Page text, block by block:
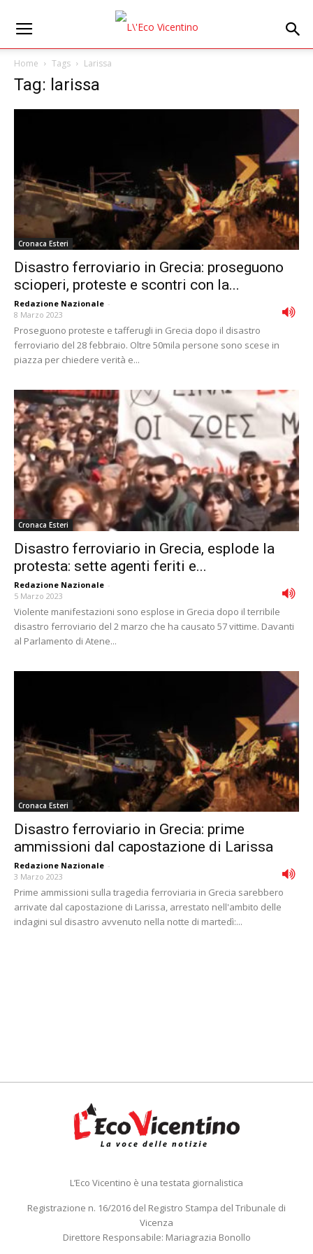
Home Tags Larissa
Tag: larissa
Cronaca Esteri
Disastro ferroviario in Grecia: proseguono
scioperi, proteste e scontri con la...
Redazione Nazionale -
8 Marzo 2023
Proseguono proteste e tafferugli in Grecia dopo il disastro
ferroviario del 28 febbraio. Oltre 50mila persone sono scese in
piazza per chiedere verità e...
Cronaca Esteri
Disastro ferroviario in Grecia, esplode la
protesta: sette agenti feriti e...
Redazione Nazionale -
5 Marzo 2023
Violente manifestazioni sono esplose in Grecia dopo il terribile
disastro ferroviario del 2 marzo che ha causato 57 vittime. Davanti
al Parlamento di Atene...
Cronaca Esteri
Disastro ferroviario in Grecia: prime
ammissioni dal capostazione di Larissa
Redazione Nazionale -
3 Marzo 2023
Prime ammissioni sulla tragedia ferroviaria in Grecia sarebbero
arrivate dal capostazione di Larissa, arrestato nell'ambito delle
indagini sul disastro avvenuto nella notte di martedì:...
L’Eco Vicentino è una testata giornalistica
Registrazione n. 16/2016 del Registro Stampa del Tribunale di
Vicenza
Direttore Responsabile: Mariagrazia Bonollo